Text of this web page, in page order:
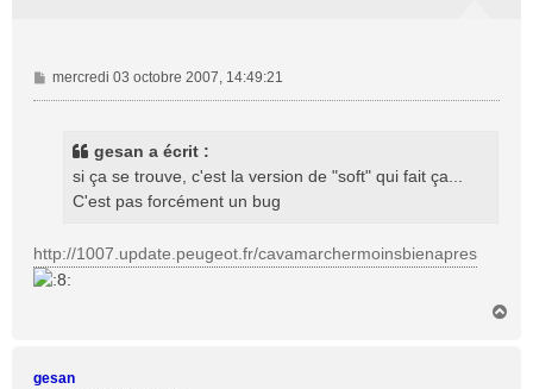
M
e
mercredi 03 octobre 2007, 14:49:21
gesan a écrit :
si ça se trouve, c'est la version de "soft" qui fait ça...
C'est pas forcément un bug
http://1007.update.peugeot.fr/cavamarchermoinsbienapres
gesan